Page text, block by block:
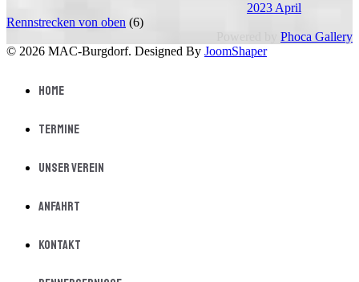
2023 April
Rennstrecken von oben (6)
Phoca Gallery
© 2026 MAC-Burgdorf. Designed By JoomShaper
Home
Termine
Unser Verein
Anfahrt
Kontakt